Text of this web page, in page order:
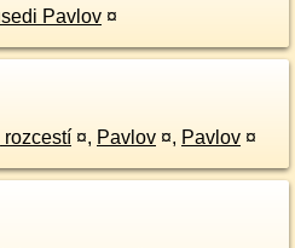
Pavlov ¤
rozcestí ¤, Pavlov ¤, Pavlov ¤